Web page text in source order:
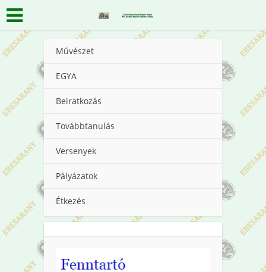
Művészet
EGYA
Beiratkozás
Továbbtanulás
Versenyek
Pályázatok
Étkezés